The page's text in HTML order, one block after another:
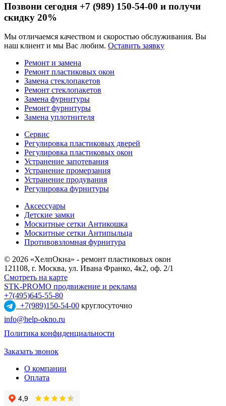
Позвони сегодня +7 (989) 150-54-00 и получи
скидку 20%
Мы отличаемся качеством и скоростью обслуживания. Вы
наш клиент и мы Вас любим. Оставить заявку
Ремонт и замена
Ремонт пластиковых окон
Замена стеклопакетов
Ремонт стеклопакетов
Замена фурнитуры
Ремонт фурнитуры
Замена уплотнителя
Сервис
Регулировка пластиковых дверей
Регулировка пластиковых окон
Устранение запотевания
Устранение промерзания
Устранение продувания
Регулировка фурнитуры
Аксессуары
Детские замки
Москитные сетки Антикошка
Москитные сетки Антипыльца
Противовзломная фурнитура
© 2026 «ХелпОкна» - ремонт пластиковых окон
121108, г. Москва, ул. Ивана Франко, 4к2, оф. 2/1
Смотреть на карте
STK-PROMO продвижение и реклама
+7(495)645-55-80
+7(989)150-54-00 круглосуточно
info@help-okno.ru
Политика конфиденциальности
Заказать звонок
О компании
Оплата